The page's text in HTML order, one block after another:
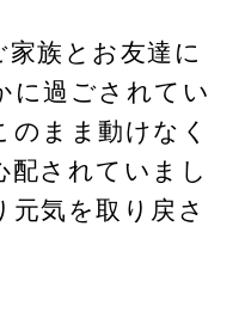
族とお友達に
に過ごされてい
のまま動けなく
配されていまし
気を取り戻さ